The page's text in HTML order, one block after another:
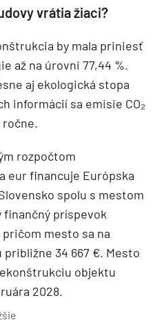
vrátia žiaci?
by mala priniesť
až na úrovni 77,44 %.
aj ekologická stopa
informácií sa emisie CO₂
ročne.
rozpočtom
eur financuje Európska
spolu s mestom
finančný príspevok
pričom mesto sa na
34 667 €. Mesto
objektu
2028.